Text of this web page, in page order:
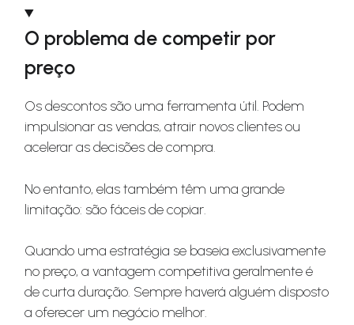
O problema de competir por
preço
Os descontos são uma ferramenta útil. Podem
impulsionar as vendas, atrair novos clientes ou
acelerar as decisões de compra.
No entanto, elas também têm uma grande
limitação: são fáceis de copiar.
Quando uma estratégia se baseia exclusivamente
no preço, a vantagem competitiva geralmente é
de curta duração. Sempre haverá alguém disposto
a oferecer um negócio melhor.